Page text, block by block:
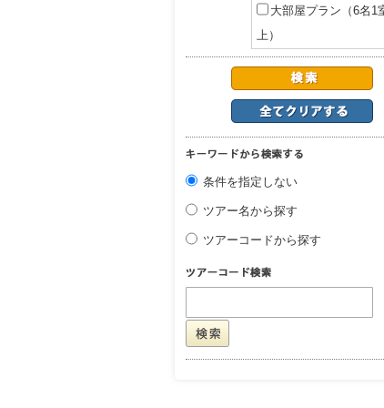
大部屋プラン（6名1
上）
条件を指定しない
ツアー名から探す
ツアーコードから探す